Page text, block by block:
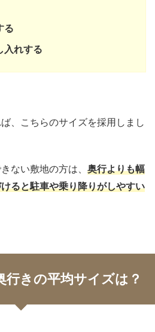
る
入れする
、こちらのサイズを採用しまし
ない敷地の方は、 奥行よりも幅
ると駐車や乗り降りがしやすい
行きの平均サイズは？